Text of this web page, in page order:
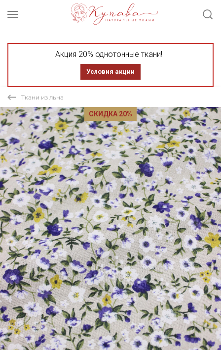
Акция 20% однотонные ткани!
Условия акции
Ткани из льна
СКИДКА 20%